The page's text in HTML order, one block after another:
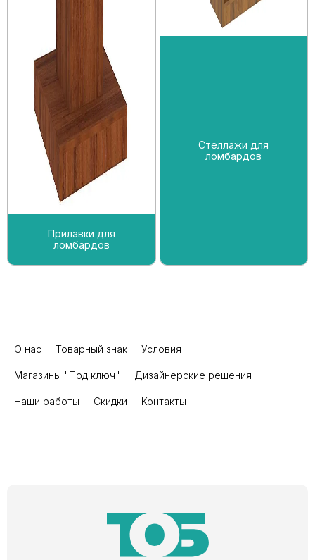
Прилавки для
ломбардов
Стеллажи для
ломбардов
О нас Товарный знак Условия
Магазины "Под ключ" Дизайнерские решения
Наши работы Скидки Контакты